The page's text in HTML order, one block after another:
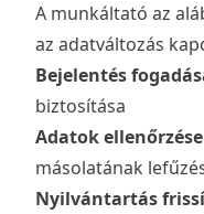
A munkáltató az
az adatváltozás
Bejelentés
biztosítása
Adatok ellenőrzése
másolatának
Nyilvántartás